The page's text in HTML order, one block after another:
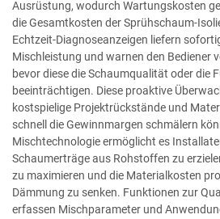
Ausrüstung, wodurch Wartungskosten
die Gesamtkosten der Sprühschaum-
Echtzeit-Diagnoseanzeigen liefern
Mischleistung und warnen den Bediener
bevor diese die Schaumqualität oder die
beeinträchtigen. Diese proaktive
kostspielige Projektrückstände und
schnell die Gewinnmargen schmälern
Mischtechnologie ermöglicht es
Schaumerträge aus Rohstoffen zu
zu maximieren und die Materialkosten
Dämmung zu senken. Funktionen zur
erfassen Mischparameter und